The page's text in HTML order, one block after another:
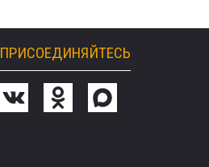
ПРИСОЕДИНЯЙТЕСЬ